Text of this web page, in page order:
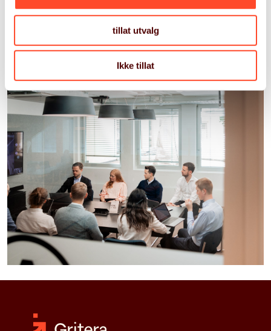
tillat utvalg
Ikke tillat